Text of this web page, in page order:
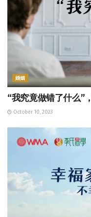
婚姻
“我究竟做错了什么”
October 10, 2023